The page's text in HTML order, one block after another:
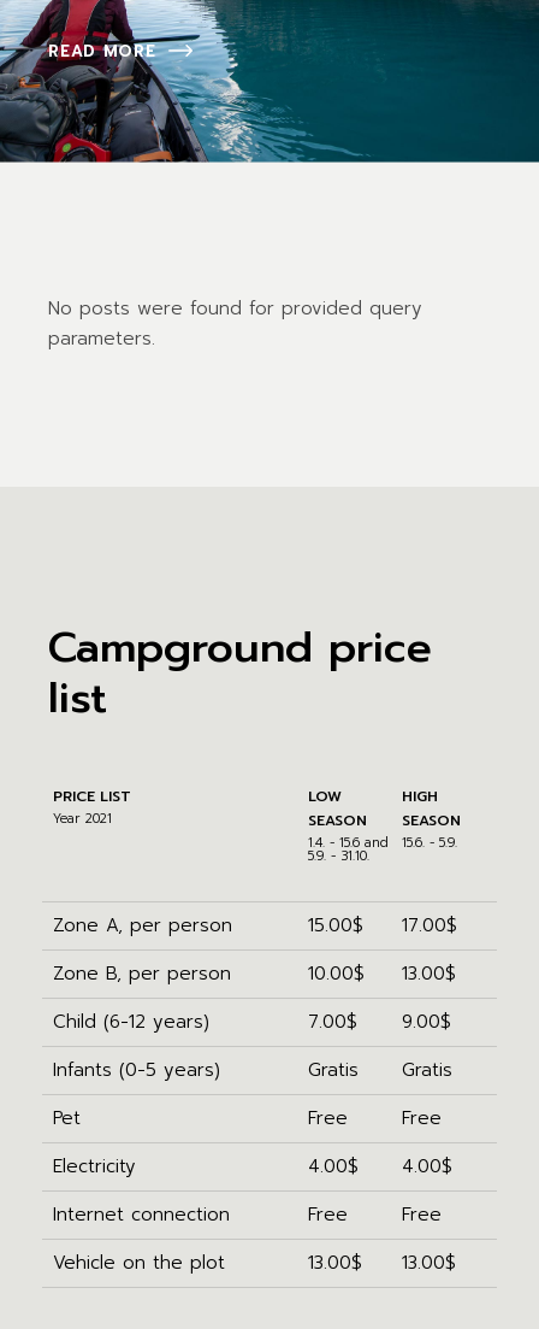
READ MORE
No posts were found for provided query
parameters.
Campground price
list
PRICE LIST
Year 2021
LOW
SEASON
1.4. - 15.6 and
5.9. - 31.10.
HIGH
SEASON
15.6. - 5.9.
Zone A, per person 15.00$
17.00$
Zone B, per person
10.00$
13.00$
Child (6-12 years)
7.00$
9.00$
Infants (0-5 years)
Gratis
Gratis
Pet
Free
Free
Electricity
4.00$
4.00$
Internet connection
Free
Free
Vehicle on the plot
13.00$ 13.00$